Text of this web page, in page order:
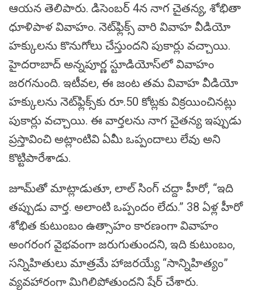
ఆయన తెలిపారు. డిసెంబర్ 4న నాగ చైతన్య, శోభితా
ధూళిపాళ వివాహం. నెట్‌ఫ్లిక్స్ వారి వివాహ వీడియో
హక్కులను కొనుగోలు చేస్తుందని పుకార్లు వచ్చాయి.
హైదరాబాద్ అన్నపూర్ణ స్టూడియోస్‌లో వివాహం
జరగనుంది. ఇటీవల, ఈ జంట తమ వివాహ వీడియో
హక్కులను నెట్‌ఫ్లిక్స్‌కు రూ.50 కోట్లకు విక్రయించినట్లు
పుకార్లు వచ్చాయి. ఈ వార్తలను నాగ చైతన్య ఇప్పుడు
ప్రస్తావించి అట్లాంటివి ఏమీ ఒప్పందాలు లేవు అని
కొట్టిపారేశాడు.
జూమ్‌తో మాట్లాడుతూ, లాల్ సింగ్ చద్దా హీరో, “ఇది
తప్పుడు వార్త. అలాంటి ఒప్పందం లేదు.” 38 ఏళ్ల హీరో
శోభిత కుటుంబం ఉత్సాహం కారణంగా వివాహం
అంగరంగ వైభవంగా జరుగుతుందని, ఇది కుటుంబం,
సన్నిహితులు మాత్రమే హాజరయ్యే “సాన్నిహిత్యం”
వ్యవహారంగా మిగిలిపోతుందని షేర్ చేశారు.